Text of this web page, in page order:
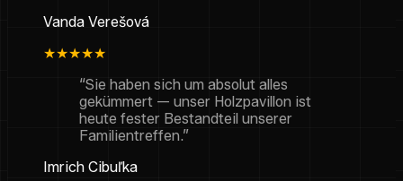
Vanda Verešová
★★★★★
“Sie haben sich um absolut alles
gekümmert — unser Holzpavillon ist
heute fester Bestandteil unserer
Familientreffen.”
Imrich Cibuľka